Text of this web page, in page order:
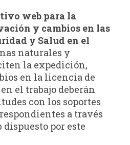
web para la
y cambios en las
y Salud en el
naturales y
la expedición,
en la licencia de
el trabajo deberán
con los soportes
a través
por este